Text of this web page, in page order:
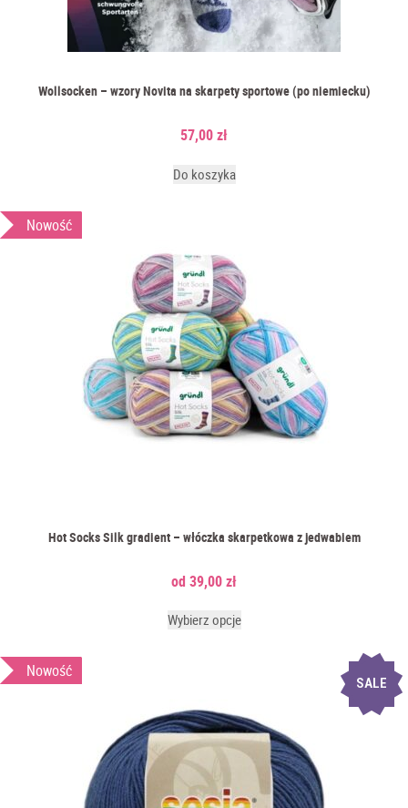
Wollsocken – wzory Novita na skarpety sportowe (po niemiecku)
57,00zł
Do koszyka
Nowość
Hot Socks Silk gradient – włóczka skarpetkowa z jedwabiem
39,00zł
Wybierz opcje
SALE
Nowość